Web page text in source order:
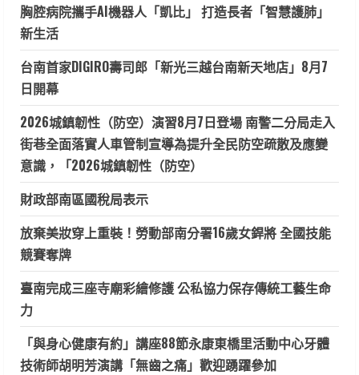
胸腔病院攜手AI機器人「凱比」 打造長者「智慧護肺」
新生活
台南首家DIGIRO壽司郎「新光三越台南新天地店」8月7
日開幕
2026城鎮韌性（防空）演習8月7日登場 南警二分局走入
街巷全面落實人車管制宣導為提升全民防空疏散及應變
意識，「2026城鎮韌性（防空）
財政部南區國稅局表示
放棄美妝穿上重裝！勞動部南分署16歲女銲將 全國技能
競賽奪牌
臺南完成三座寺廟彩繪修護 公私協力保存傳統工藝生命
力
「與身心健康有約」講座88節永康東橋里活動中心牙體
技術師胡明芳演講「無齒之痛」歡迎踴躍參加